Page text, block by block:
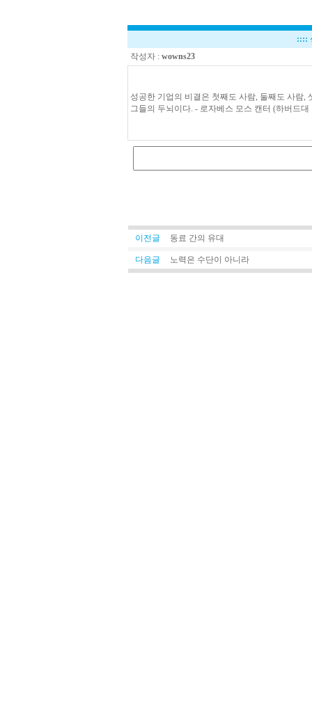
::::
작성자 : wowns23
성공한 기업의 비결은 첫째도 사람, 둘째도 사람,
그들의 두뇌이다. - 로자베스 모스 캔터 (하버드대
이전글 동료 간의 유대
다음글 노력은 수단이 아니라